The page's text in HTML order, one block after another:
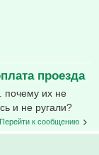
проезда
почему их не
и не ругали?
Перейти к сообщению